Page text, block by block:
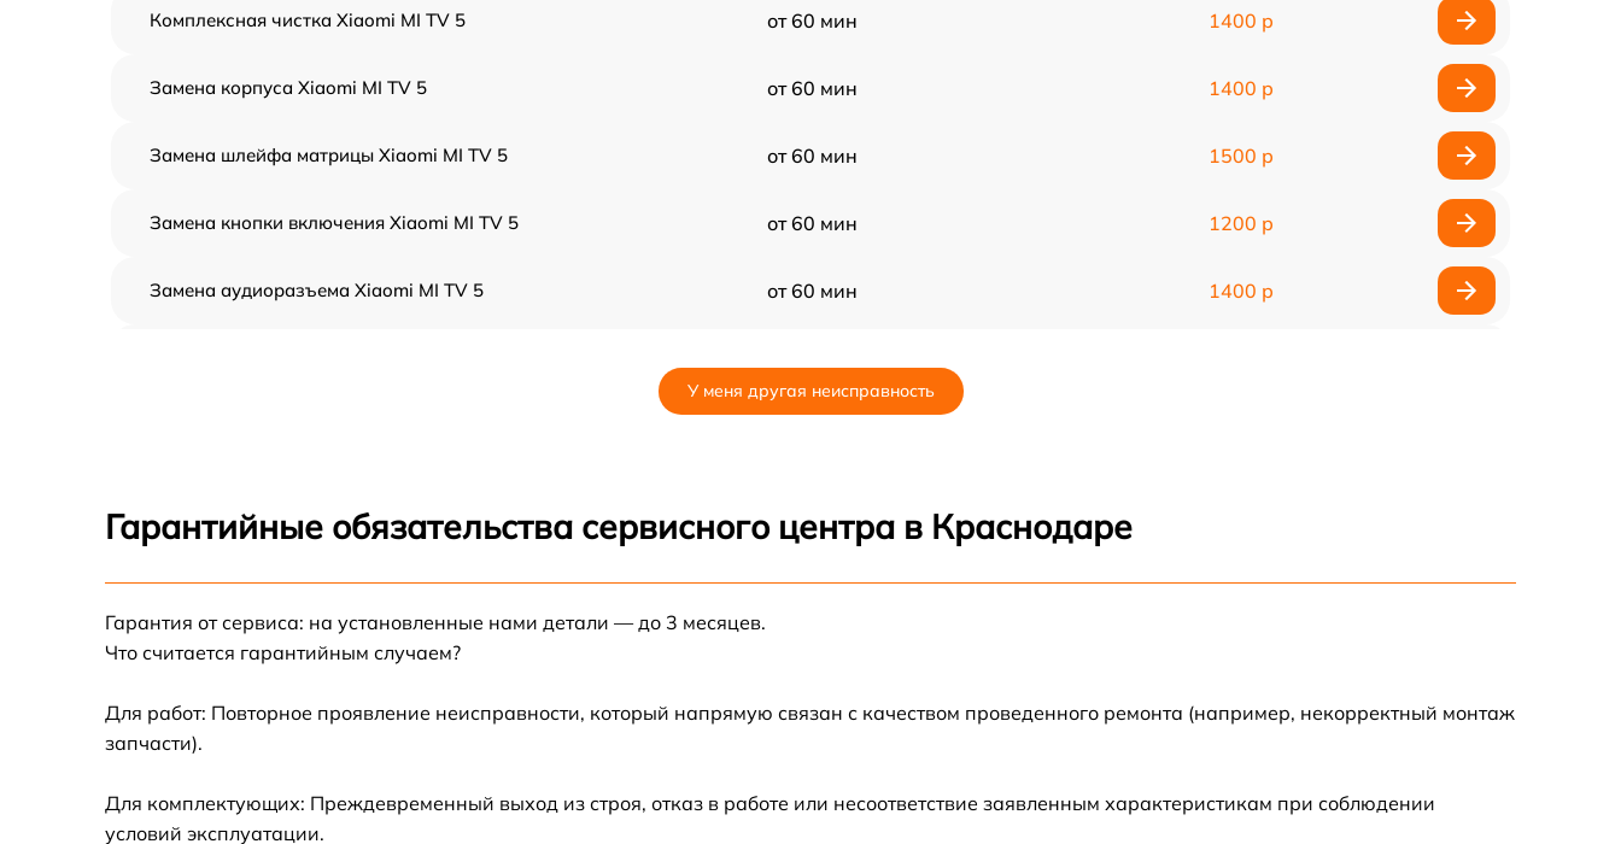
Комплексная чистка Xiaomi MI TV 5 от 60 мин 1400 р
Замена корпуса Xiaomi MI TV 5 от 60 мин 1400 р
Замена шлейфа матрицы Xiaomi MI TV 5 от 60 мин 1500 р
Замена кнопки включения Xiaomi MI TV 5 от 60 мин 1200 р
Замена аудиоразъема Xiaomi MI TV 5 от 60 мин 1400 р
Прошивка блока управления Xiaomi MI TV 5
Ремонт блока управления Xiaomi MI TV 5
У меня другая неисправность
Гарантийные обязательства сервисного центра в Краснодаре
Гарантия от сервиса: на установленные нами детали — до 3 месяцев.
Что считается гарантийным случаем?
Для работ: Повторное проявление неисправности, который напрямую связан с качеством проведенного ремонта (например, некорректный монтаж
запчасти).
Для комплектующих: Преждевременный выход из строя, отказ в работе или несоответствие заявленным характеристикам при соблюдении
условий эксплуатации.